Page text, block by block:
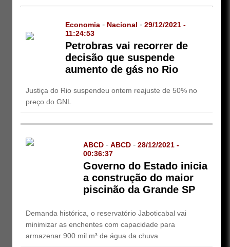
Economia - Nacional -29/12/2021 -
11:24:53
Petrobras vai recorrer de
decisão que suspende
aumento de gás no Rio
Justiça do Rio suspendeu ontem reajuste de 50% no
preço do GNL
ABCD -ABCD -28/12/2021 -
00:36:37
Governo do Estado inicia
a construção do maior
piscinão da Grande SP
Demanda histórica, o reservatório Jaboticabal vai
minimizar as enchentes com capacidade para
armazenar 900 mil m³ de água da chuva